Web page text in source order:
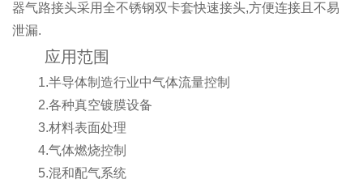
器气路接头采用全不锈钢双卡套快速接头,方便连接且不易
泄漏.
应用范围
1.半导体制造行业中气体流量控制
2.各种真空镀膜设备
3.材料表面处理
4.气体燃烧控制
5.混和配气系统